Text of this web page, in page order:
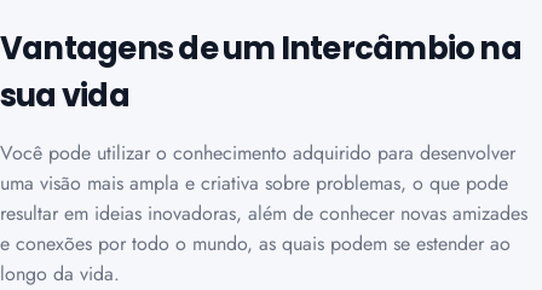
Vantagens de um Intercâmbio na
sua vida
Você pode utilizar o conhecimento adquirido para desenvolver
uma visão mais ampla e criativa sobre problemas, o que pode
resultar em ideias inovadoras, além de conhecer novas amizades
e conexões por todo o mundo, as quais podem se estender ao
longo da vida.